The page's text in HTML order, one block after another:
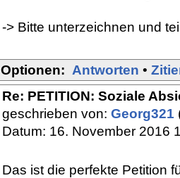
-> Bitte unterzeichnen und
Optionen: Antworten •
Re: PETITION: Soziale
geschrieben von: Georg321
Datum: 16. November 2016
Das ist die perfekte Petition